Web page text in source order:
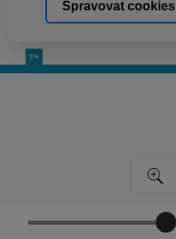
Spravovat cookies